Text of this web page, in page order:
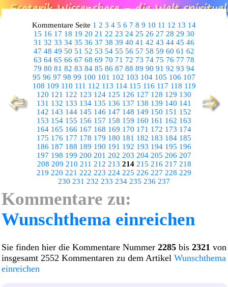
Kommentare Seite 1 2 3 4 5 6 7 8 9 10 11 12 13 14
15 16 17 18 19 20 21 22 23 24 25 26 27 28 29 30
31 32 33 34 35 36 37 38 39 40 41 42 43 44 45 46
47 48 49 50 51 52 53 54 55 56 57 58 59 60 61 62
63 64 65 66 67 68 69 70 71 72 73 74 75 76 77 78
79 80 81 82 83 84 85 86 87 88 89 90 91 92 93 94
95 96 97 98 99 100 101 102 103 104 105 106 107
108 109 110 111 112 113 114 115 116 117 118 119
120 121 122 123 124 125 126 127 128 129 130
131 132 133 134 135 136 137 138 139 140 141
142 143 144 145 146 147 148 149 150 151 152
153 154 155 156 157 158 159 160 161 162 163
164 165 166 167 168 169 170 171 172 173 174
175 176 177 178 179 180 181 182 183 184 185
186 187 188 189 190 191 192 193 194 195 196
197 198 199 200 201 202 203 204 205 206 207
208 209 210 211 212 213 214 215 216 217 218
219 220 221 222 223 224 225 226 227 228 229
230 231 232 233 234 235 236 237
Kommentare zu:
Wunschthema einreichen
Sie finden hier die Kommentare Nummer 2285 bis 2321 von
insgesamt 2552 Kommentaren zu dem Artikel Wunschthema
einreichen